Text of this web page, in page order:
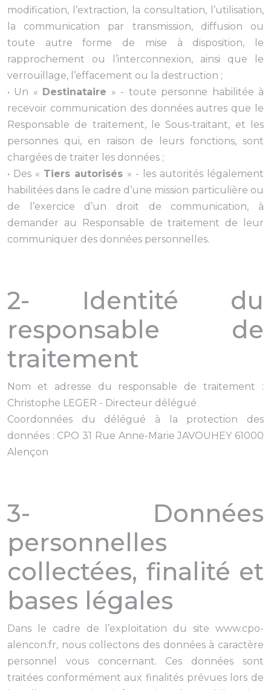
modification, l’extraction, la consultation, l’utilisation,
la communication par transmission, diffusion ou
toute autre forme de mise à disposition, le
rapprochement ou l’interconnexion, ainsi que le
verrouillage, l’effacement ou la destruction ;
• Un « Destinataire » - toute personne habilitée à
recevoir communication des données autres que le
Responsable de traitement, le Sous-traitant, et les
personnes qui, en raison de leurs fonctions, sont
chargées de traiter les données ;
• Des « Tiers autorisés » - les autorités légalement
habilitées dans le cadre d’une mission particulière ou
de l’exercice d’un droit de communication, à
demander au Responsable de traitement de leur
communiquer des données personnelles.
2- Identité du
responsable de
traitement
Nom et adresse du responsable de traitement :
Christophe LEGER - Directeur délégué
Coordonnées du délégué à la protection des
données : CPO 31 Rue Anne-Marie JAVOUHEY 61000
Alençon
3- Données
personnelles
collectées, finalité et
bases légales
Dans le cadre de l’exploitation du site www.cpo-
alencon.fr, nous collectons des données à caractère
personnel vous concernant. Ces données sont
traitées conformément aux finalités prévues lors de